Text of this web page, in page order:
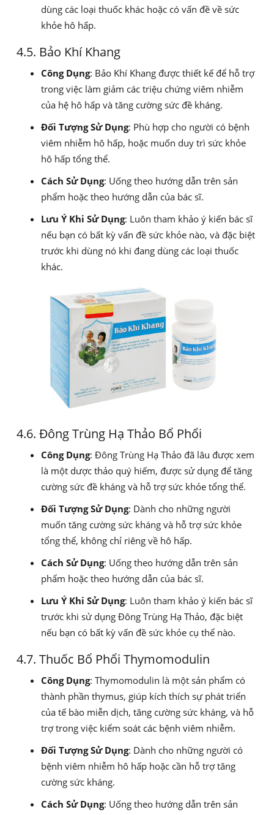
dùng các loại thuốc khác hoặc có vấn đề về sức
khỏe hô hấp.
4.5. Bảo Khí Khang
Công Dụng: Bảo Khí Khang được thiết kế để hỗ trợ
trong việc làm giảm các triệu chứng viêm nhiễm
của hệ hô hấp và tăng cường sức đề kháng.
Đối Tượng Sử Dụng: Phù hợp cho người có bệnh
viêm nhiễm hô hấp, hoặc muốn duy trì sức khỏe
hô hấp tổng thể.
Cách Sử Dụng: Uống theo hướng dẫn trên sản
phẩm hoặc theo hướng dẫn của bác sĩ.
Lưu Ý Khi Sử Dụng: Luôn tham khảo ý kiến bác sĩ
nếu bạn có bất kỳ vấn đề sức khỏe nào, và đặc biệt
trước khi dùng nó khi đang dùng các loại thuốc
khác.
4.6. Đông Trùng Hạ Thảo Bổ Phổi
Công Dụng: Đông Trùng Hạ Thảo đã lâu được xem
là một dược thảo quý hiếm, được sử dụng để tăng
cường sức đề kháng và hỗ trợ sức khỏe tổng thể.
Đối Tượng Sử Dụng: Dành cho những người
muốn tăng cường sức kháng và hỗ trợ sức khỏe
tổng thể, không chỉ riêng về hô hấp.
Cách Sử Dụng: Uống theo hướng dẫn trên sản
phẩm hoặc theo hướng dẫn của bác sĩ.
Lưu Ý Khi Sử Dụng: Luôn tham khảo ý kiến bác sĩ
trước khi sử dụng Đông Trùng Hạ Thảo, đặc biệt
nếu bạn có bất kỳ vấn đề sức khỏe cụ thể nào.
4.7. Thuốc Bổ Phổi Thymomodulin
Công Dụng: Thymomodulin là một sản phẩm có
thành phần thymus, giúp kích thích sự phát triển
của tế bào miễn dịch, tăng cường sức kháng, và hỗ
trợ trong việc kiểm soát các bệnh viêm nhiễm.
Đối Tượng Sử Dụng: Dành cho những người có
bệnh viêm nhiễm hô hấp hoặc cần hỗ trợ tăng
cường sức kháng.
Cách Sử Dụng: Uống theo hướng dẫn trên sản